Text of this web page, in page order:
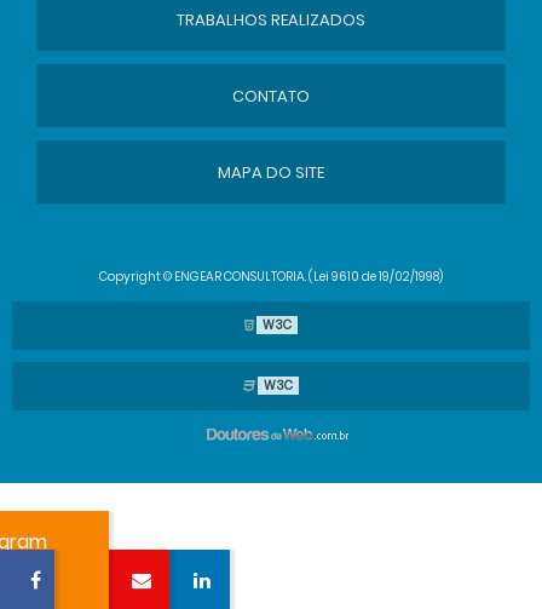
Email
Linkedin
TRABALHOS REALIZADOS
CONTATO
MAPA DO SITE
Copyright © ENGEAR CONSULTORIA. (Lei 9610 de 19/02/1998)
W3C
W3C